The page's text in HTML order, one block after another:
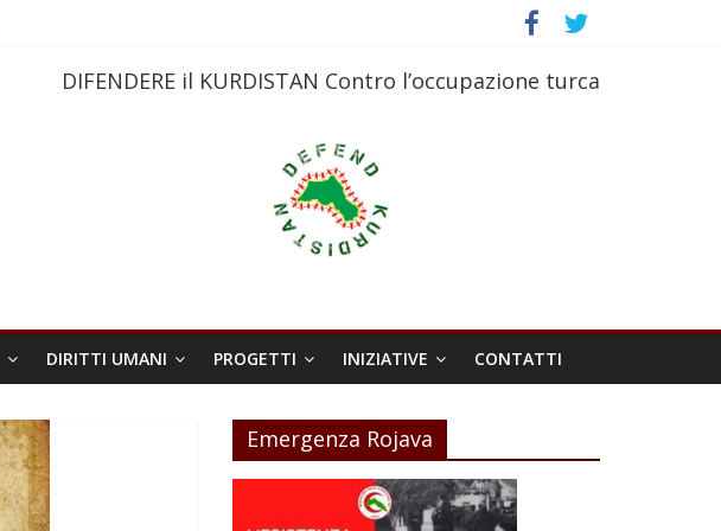
DIFENDERE il KURDISTAN Contro l’occupazione turca
DIRITTI UMANI PROGETTI INIZIATIVE CONTATTI
Emergenza Rojava